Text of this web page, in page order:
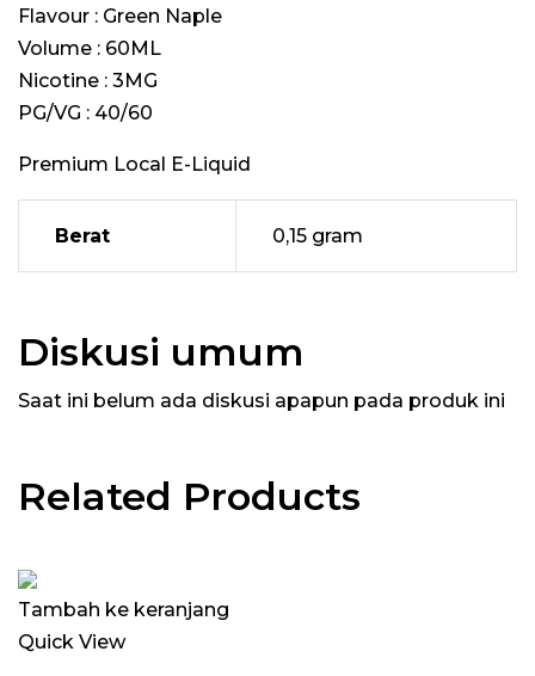
Flavour : Green Naple
Volume : 60ML
Nicotine : 3MG
PG/VG : 40/60
Premium Local E-Liquid
Berat 0,15 gram
Diskusi umum
Saat ini belum ada diskusi apapun pada produk ini
Related Products
Tambah ke keranjang
Quick View